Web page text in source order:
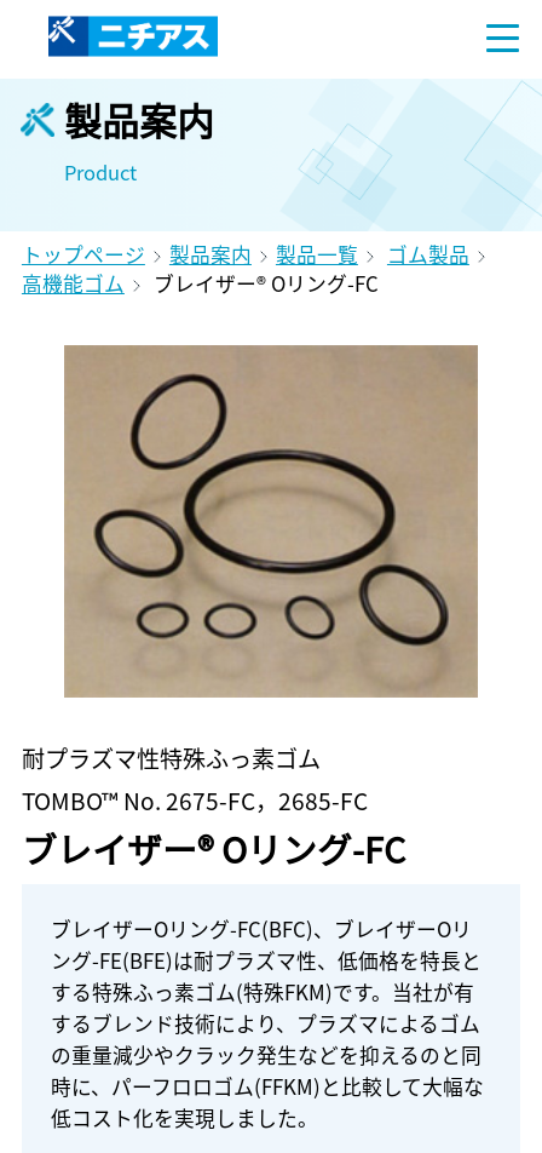
製品案内
Product
トップページ 製品案内 製品一覧
ゴム製品
高機能ゴム
ブレイザー® Oリング-FC
耐プラズマ性特殊ふっ素ゴム
TOMBO™ No. 2675-FC，2685-FC
ブレイザー® Oリング-FC
ブレイザーOリング-FC(BFC)、ブレイザーOリ
ング-FE(BFE)は耐プラズマ性、低価格を特長と
する特殊ふっ素ゴム(特殊FKM)です。当社が有
するブレンド技術により、プラズマによるゴム
の重量減少やクラック発生などを抑えるのと同
時に、パーフロロゴム(FFKM)と比較して大幅な
低コスト化を実現しました。